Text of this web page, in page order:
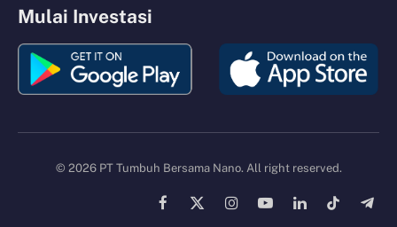
Mulai Investasi
© 2026 PT Tumbuh Bersama Nano. All right reserved.
Facebook
X
InstagramYouTubeLinkedInTikTok